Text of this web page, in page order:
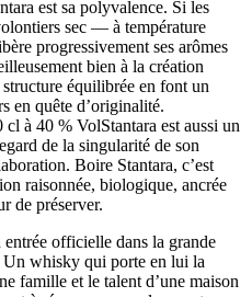
est sa polyvalence. Si les
sec — à température
progressivement ses arômes
bien à la création
équilibrée en font un
en quête d’originalité.
à 40 % VolStantara est aussi un
de la singularité de son
Boire Stantara, c’est
raisonnée, biologique, ancrée
de préserver.
officielle dans la grande
whisky qui porte en lui la
famille et le talent d’une maison